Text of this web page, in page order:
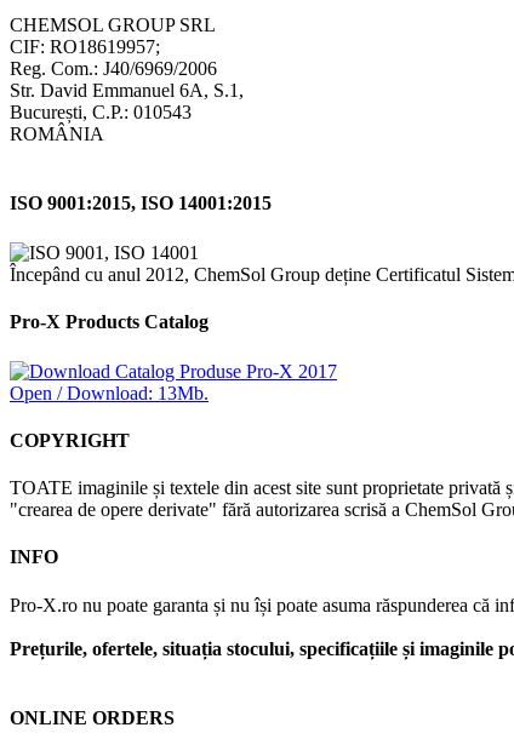
CHEMSOL GROUP SRL
CIF: RO18619957;
Reg. Com.: J40/6969/2006
Str. David Emmanuel 6A, S.1,
București, C.P.: 010543
ROMÂNIA
ISO 9001:2015, ISO 14001:2015
Începând cu anul 2012, ChemSol Group deține Certificatul
Pro-X Products Catalog
Open / Download: 13Mb.
COPYRIGHT
TOATE imaginile și textele din acest site sunt proprietate privată
"crearea de opere derivate" fără autorizarea scrisă a ChemSol
INFO
Pro-X.ro nu poate garanta și nu își poate asuma răspunderea că
Prețurile, ofertele, situația stocului, specificațiile și imaginile
ONLINE ORDERS